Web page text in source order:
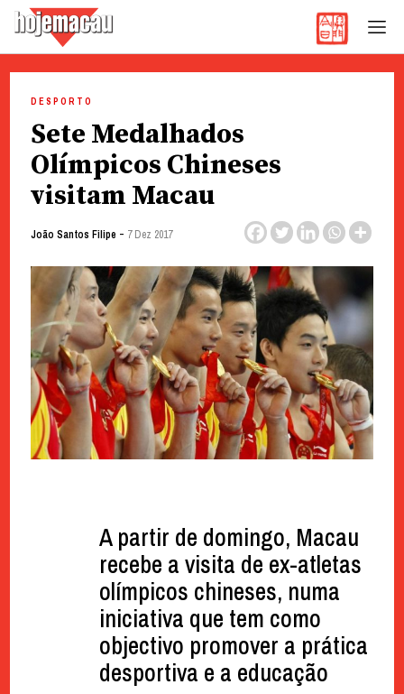
content
DESPORTO
Sete Medalhados
Olímpicos Chineses
visitam Macau
João Santos Filipe - 7 Dez 2017
A partir de domingo, Macau
recebe a visita de ex-atletas
olímpicos chineses, numa
iniciativa que tem como
objectivo promover a prática
desportiva e a educação